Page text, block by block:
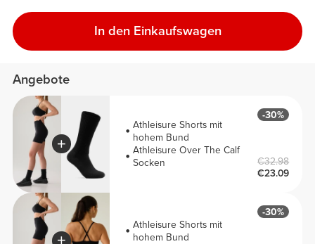
In den Einkaufswagen
Angebote
Athleisure Shorts mit
hohem Bund
Athleisure Over The Calf
Socken
-30%
€32.98
€23.09
Athleisure Shorts mit
hohem Bund
-30%